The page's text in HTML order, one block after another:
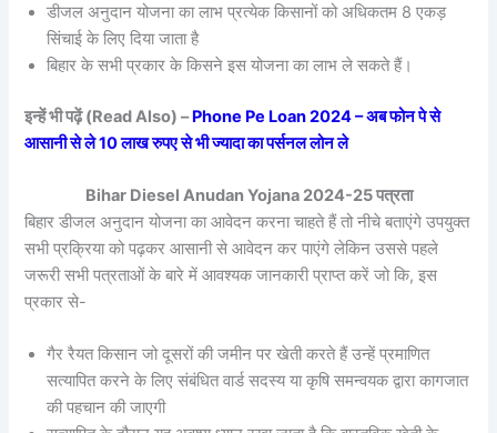
डीजल अनुदान योजना का लाभ प्रत्येक किसानों को अधिकतम 8 एकड़
सिंचाई के लिए दिया जाता है
बिहार के सभी प्रकार के किसने इस योजना का लाभ ले सकते हैं।
इन्हें भी पढ़ें (Read Also) –Phone Pe Loan 2024 – अब फोन पे से
आसानी से ले 10 लाख रुपए से भी ज्यादा का पर्सनल लोन ले
Bihar Diesel Anudan Yojana 2024-25 पत्रता
बिहार डीजल अनुदान योजना का आवेदन करना चाहते हैं तो नीचे बताएंगे उपयुक्त
सभी प्रक्रिया को पढ़कर आसानी से आवेदन कर पाएंगे लेकिन उससे पहले
जरूरी सभी पत्रताओं के बारे में आवश्यक जानकारी प्राप्त करें जो कि, इस
प्रकार से-
गैर रैयत किसान जो दूसरों की जमीन पर खेती करते हैं उन्हें प्रमाणित
सत्यापित करने के लिए संबंधित वार्ड सदस्य या कृषि समन्वयक द्वारा कागजात
की पहचान की जाएगी